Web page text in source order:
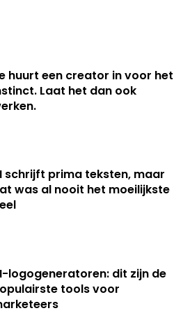
huurt een creator in voor het
Laat het dan ook
schrijft prima teksten, maar
was al nooit het moeilijkste
logogeneratoren: dit zijn de
tools voor